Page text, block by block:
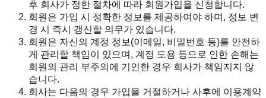
후 회사가 정한 절차에 따라 회원가입을 신청합니다.
회원은 가입 시 정확한 정보를 제공하여야 하며, 정보 변
경 시 즉시 갱신할 의무가 있습니다.
회원은 자신의 계정 정보(이메일, 비밀번호 등)를 안전하
게 관리할 책임이 있으며, 계정 도용 등으로 인한 손해는
회원의 관리 부주의에 기인한 경우 회사가 책임지지 않
습니다.
회사는 다음의 경우 가입을 거절하거나 사후에 이용계약